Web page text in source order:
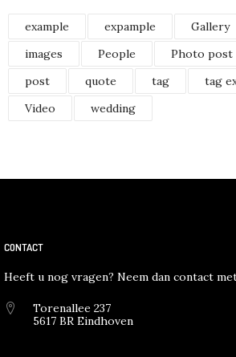
example expample Gallery
images
People Photo post
post
quote tag tag
Video
wedding
CONTACT
Heeft u nog vragen? Neem dan contact
Torenallee 237
5617 BR Eindhoven